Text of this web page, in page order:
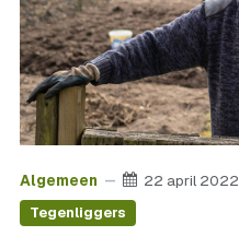
Algemeen 22 april 2022
Tegenliggers